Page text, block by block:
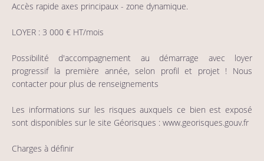
Accès rapide axes principaux - zone dynamique.
LOYER : 3 000 € HT/mois
Possibilité d'accompagnement au démarrage avec loyer
progressif la première année, selon profil et projet ! Nous
contacter pour plus de renseignements
Les informations sur les risques auxquels ce bien est exposé
sont disponibles sur le site Géorisques : www.georisques.gouv.fr
Charges à définir